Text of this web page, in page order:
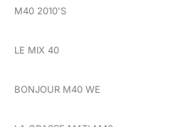
M40 2010'S
LE MIX 40
BONJOUR M40 WE